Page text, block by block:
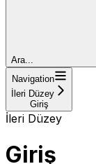
Ara...
Navigation
İleri Düzey
Giriş
İleri Düzey
Giriş